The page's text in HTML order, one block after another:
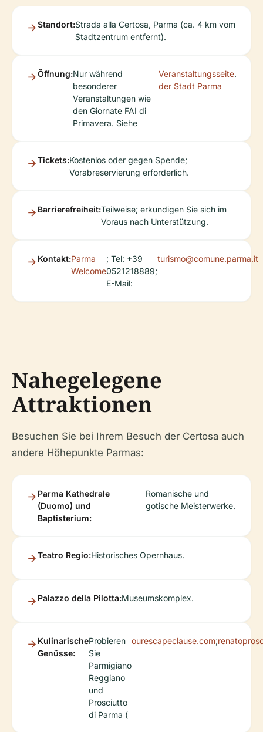
Standort:Strada alla Certosa, Parma (ca. 4 km vom
Stadtzentrum entfernt).
Öffnung:Nur während
besonderer
Veranstaltungen wie
den Giornate FAI di
Primavera. Siehe
Veranstaltungsseite
der Stadt Parma
.
Tickets:Kostenlos oder gegen Spende;
Vorabreservierung erforderlich.
Barrierefreiheit:Teilweise; erkundigen Sie sich im
Voraus nach Unterstützung.
Kontakt:Parma
Welcome
; Tel: +39
0521218889;
E-Mail:
turismo@comune.parma.it
Nahegelegene
Attraktionen
Besuchen Sie bei Ihrem Besuch der Certosa auch
andere Höhepunkte Parmas:
Parma Kathedrale
(Duomo) und
Baptisterium:
Romanische und
gotische Meisterwerke.
Teatro Regio:Historisches Opernhaus.
Palazzo della Pilotta:Museumskomplex.
Kulinarische
Genüsse:
Probieren
Sie
Parmigiano
Reggiano
und
Prosciutto
di Parma (
ourescapeclause.com;